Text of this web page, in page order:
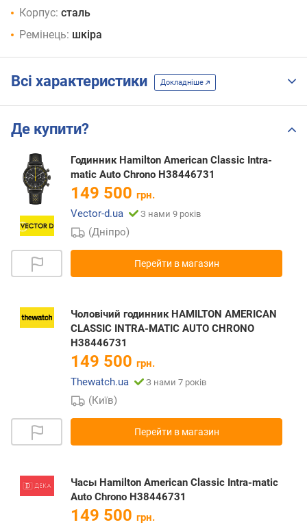
Корпус: сталь
Ремінець: шкіра
Всі характеристики Докладніше
Де купити?
Годинник Hamilton American Classic Intra-
matic Auto Chrono H38446731
149 500 грн.
Vector-d.ua
З нами 9 років
(Дніпро)
Перейти в магазин
Чоловічий годинник HAMILTON AMERICAN
CLASSIC INTRA-MATIC AUTO CHRONO
H38446731
149 500 грн.
Thewatch.ua
З нами 7 років
(Київ)
Перейти в магазин
Часы Hamilton American Classic Intra-matic
Auto Chrono H38446731
149 500 грн.